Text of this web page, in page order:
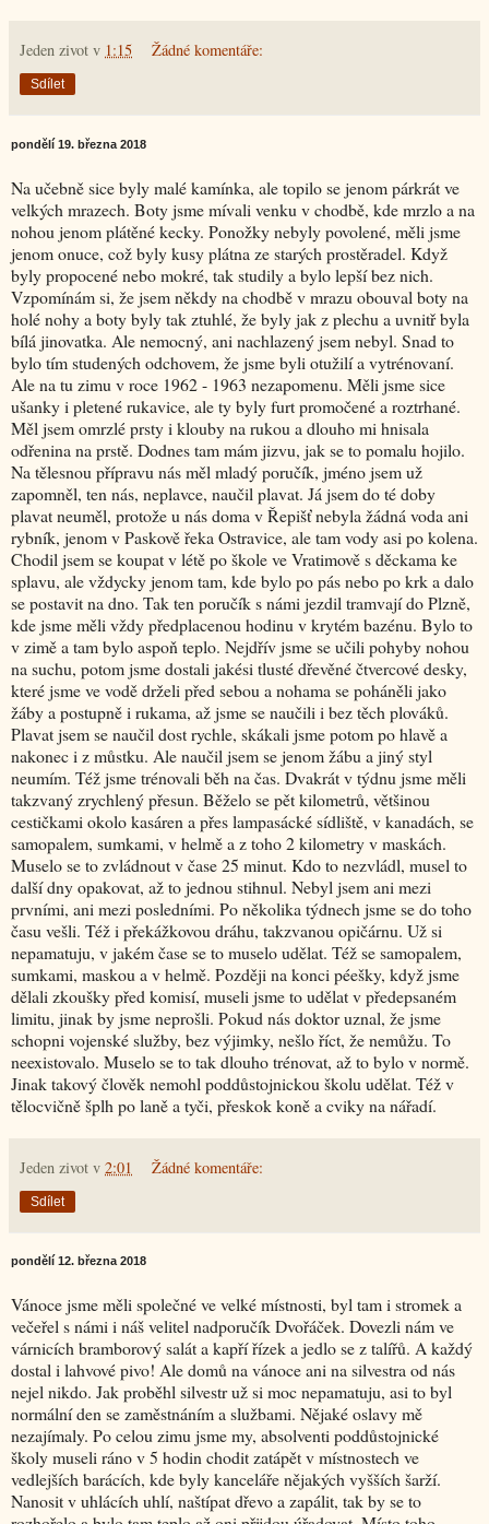
Jeden zivot v 1:15 Žádné komentáře:
Sdílet
pondělí 19. března 2018
Na učebně sice byly malé kamínka, ale topilo se jenom párkrát ve
velkých mrazech. Boty jsme mívali venku v chodbě, kde mrzlo a na
nohou jenom plátěné kecky. Ponožky nebyly povolené, měli jsme
jenom onuce, což byly kusy plátna ze starých prostěradel. Když
byly propocené nebo mokré, tak studily a bylo lepší bez nich.
Vzpomínám si, že jsem někdy na chodbě v mrazu obouval boty na
holé nohy a boty byly tak ztuhlé, že byly jak z plechu a uvnitř byla
bílá jinovatka. Ale nemocný, ani nachlazený jsem nebyl. Snad to
bylo tím studených odchovem, že jsme byli otužilí a vytrénovaní.
Ale na tu zimu v roce 1962 - 1963 nezapomenu. Měli jsme sice
ušanky i pletené rukavice, ale ty byly furt promočené a roztrhané.
Měl jsem omrzlé prsty i klouby na rukou a dlouho mi hnisala
odřenina na prstě. Dodnes tam mám jizvu, jak se to pomalu hojilo.
Na tělesnou přípravu nás měl mladý poručík, jméno jsem už
zapomněl, ten nás, neplavce, naučil plavat. Já jsem do té doby
plavat neuměl, protože u nás doma v Řepišť nebyla žádná voda ani
rybník, jenom v Paskově řeka Ostravice, ale tam vody asi po kolena.
Chodil jsem se koupat v létě po škole ve Vratimově s děckama ke
splavu, ale vždycky jenom tam, kde bylo po pás nebo po krk a dalo
se postavit na dno. Tak ten poručík s námi jezdil tramvají do Plzně,
kde jsme měli vždy předplacenou hodinu v krytém bazénu. Bylo to
v zimě a tam bylo aspoň teplo. Nejdřív jsme se učili pohyby nohou
na suchu, potom jsme dostali jakési tlusté dřevěné čtvercové desky,
které jsme ve vodě drželi před sebou a nohama se poháněli jako
žáby a postupně i rukama, až jsme se naučili i bez těch plováků.
Plavat jsem se naučil dost rychle, skákali jsme potom po hlavě a
nakonec i z můstku. Ale naučil jsem se jenom žábu a jiný styl
neumím. Též jsme trénovali běh na čas. Dvakrát v týdnu jsme měli
takzvaný zrychlený přesun. Běželo se pět kilometrů, většinou
cestičkami okolo kasáren a přes lampasácké sídliště, v kanadách, se
samopalem, sumkami, v helmě a z toho 2 kilometry v maskách.
Muselo se to zvládnout v čase 25 minut. Kdo to nezvládl, musel to
další dny opakovat, až to jednou stihnul. Nebyl jsem ani mezi
prvními, ani mezi posledními. Po několika týdnech jsme se do toho
času vešli. Též i překážkovou dráhu, takzvanou opičárnu. Už si
nepamatuju, v jakém čase se to muselo udělat. Též se samopalem,
sumkami, maskou a v helmě. Později na konci péešky, když jsme
dělali zkoušky před komisí, museli jsme to udělat v předepsaném
limitu, jinak by jsme neprošli. Pokud nás doktor uznal, že jsme
schopni vojenské služby, bez výjimky, nešlo říct, že nemůžu. To
neexistovalo. Muselo se to tak dlouho trénovat, až to bylo v normě.
Jinak takový člověk nemohl poddůstojnickou školu udělat. Též v
tělocvičně šplh po laně a tyči, přeskok koně a cviky na nářadí.
Jeden zivot v 2:01 Žádné komentáře:
Sdílet
pondělí 12. března 2018
Vánoce jsme měli společné ve velké místnosti, byl tam i stromek a
večeřel s námi i náš velitel nadporučík Dvořáček. Dovezli nám ve
várnicích bramborový salát a kapří řízek a jedlo se z talířů. A každý
dostal i lahvové pivo! Ale domů na vánoce ani na silvestra od nás
nejel nikdo. Jak proběhl silvestr už si moc nepamatuju, asi to byl
normální den se zaměstnáním a službami. Nějaké oslavy mě
nezajímaly. Po celou zimu jsme my, absolventi poddůstojnické
školy museli ráno v 5 hodin chodit zatápět v místnostech ve
vedlejších barácích, kde byly kanceláře nějakých vyšších šarží.
Nanosit v uhlácích uhlí, naštípat dřevo a zapálit, tak by se to